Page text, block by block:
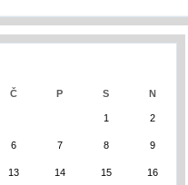
Č P S N
1 2
6 7 8 9
13 14 15 16